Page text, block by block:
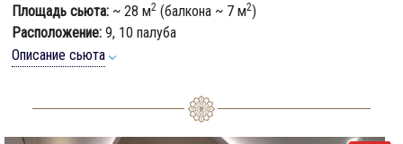
Площадь сьюта: ~ 28 м2 (балкона ~ 7 м2)
Расположение: 9, 10 палуба
Описание сьюта